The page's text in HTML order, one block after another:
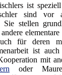
ist
sind vor
Sie stellen
für deren
ist
mit
oder